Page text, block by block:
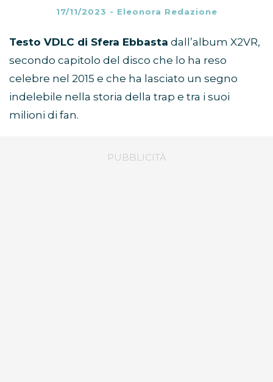
17/11/2023 - Eleonora Redazione
Testo VDLC di Sfera Ebbasta dall’album X2VR,
secondo capitolo del disco che lo ha reso
celebre nel 2015 e che ha lasciato un segno
indelebile nella storia della trap e tra i suoi
milioni di fan.